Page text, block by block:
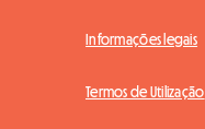
Informações legais
Termos de Utilização